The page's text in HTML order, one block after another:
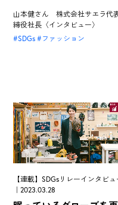
山本健さん 株式会社サエラ代
締役社長〈インタビュー〉
SDGs
ファッション
【連載】SDGsリレーインタビュ
｜2023.03.28